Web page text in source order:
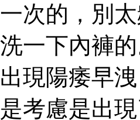
一次的，別
洗一下內褲的
出現陽痿早
是考慮是出